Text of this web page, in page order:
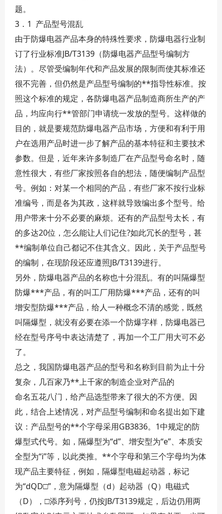
题。
3．1 产品型号混乱
由于防爆电器产品本身的特殊性要求，防爆电器行业制
订了行业标准JB/T3139（防爆电器产品型号编制方
法）。尽管受编制年代和产品发展的限制而使其标准还
很不完善，但仍然是产品型号编制的**指导性标准。按
照这个标准的规定，各防爆电器产品制造商所生产的产
品，均应向行**管部门申请统一发放的型号。这样做的
目的，就是要规范防爆电器产品市场，方便和有利于用
户在选用产品时进一步了解产品的基本特征和主要技术
参数。但是，近年来许多制造厂在产品型号命名时，随
意性很大，有些厂家按照各自的想法，随便编制产品型
号。例如：对某一个相同的产品，有些厂家不按行业标
准编号，而是各为其政，这样就导致编出多个型号。给
用户带来十分不必要的麻烦。还有的产品型号太长，有
的多达20位，怎么能让人们记住?如此冗长的型号，甚
**编制单位自己都记不住其含义。因此，关于产品型号
的编制，在现阶段还应遵照JB/T3139进行。
另外，防爆电器产品的名称也十分混乱。有的叫隔爆型
防爆***产品，有的叫工厂用防爆***产品，还有的叫
增安型防爆***产品，给人一种概念不清的感觉，既然
叫隔爆型，就没有必要在添一个防爆字样，防爆电器已
经在型号序号中表达清楚了，再加一个工厂用大可不必
了。
总之，我国防爆电器产品的型号和名称到目前为止十分
复杂，几百家乃**上千家的制造企业对产品的
命名五花八门，给产品选型带来了很大的不方便。因
此，结合上述情况，对产品型号编制和命名提出如下建
议：产品型号的**个字母采用GB3836。1中规定的防
爆型式代号。如，隔爆型为“d”、增安型为“e”、本质安
全型为“i”等，以此类推。**个字母和第三个字母均为体
现产品主要特征，例如，隔爆型电磁起动器，标记
为“dQD□”，意为隔爆型（d）起动器（Q）电磁式
（D），□添序列号，仍按JB/T3139规定，后边仍用两